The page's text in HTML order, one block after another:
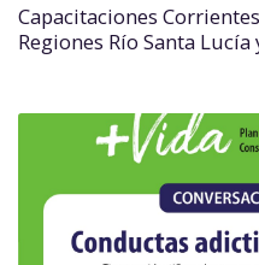
Capacitaciones
Regiones Río Santa